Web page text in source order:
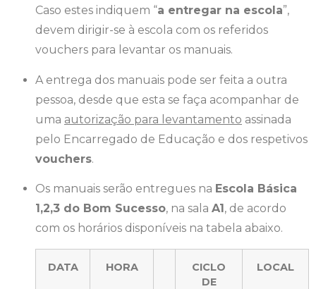
Caso estes indiquem “a entregar na escola”,
devem dirigir-se à escola com os referidos
vouchers para levantar os manuais.
A entrega dos manuais pode ser feita a outra
pessoa, desde que esta se faça acompanhar de
uma autorização para levantamento assinada
pelo Encarregado de Educação e dos respetivos
vouchers.
Os manuais serão entregues na Escola Básica
1,2,3 do Bom Sucesso, na sala A1 , de acordo
com os horários disponíveis na tabela abaixo.
DATA HORA
CICLO
DE
LOCAL